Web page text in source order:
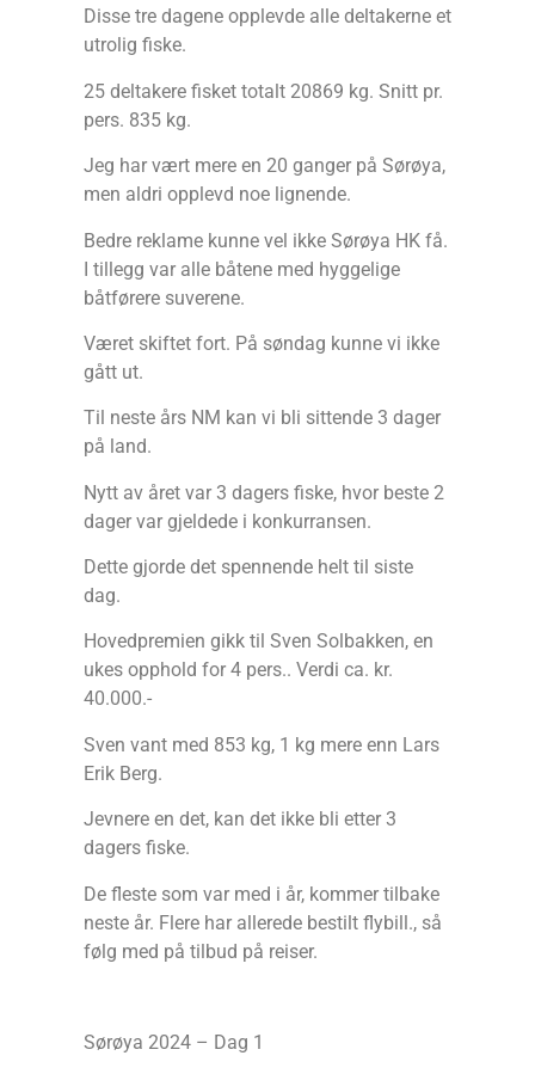
Disse tre dagene opplevde alle deltakerne et
utrolig fiske.
25 deltakere fisket totalt 20869 kg. Snitt pr.
pers. 835 kg.
Jeg har vært mere en 20 ganger på Sørøya,
men aldri opplevd noe lignende.
Bedre reklame kunne vel ikke Sørøya HK få.
I tillegg var alle båtene med hyggelige
båtførere suverene.
Været skiftet fort. På søndag kunne vi ikke
gått ut.
Til neste års NM kan vi bli sittende 3 dager
på land.
Nytt av året var 3 dagers fiske, hvor beste 2
dager var gjeldede i konkurransen.
Dette gjorde det spennende helt til siste
dag.
Hovedpremien gikk til Sven Solbakken, en
ukes opphold for 4 pers.. Verdi ca. kr.
40.000.-
Sven vant med 853 kg, 1 kg mere enn Lars
Erik Berg.
Jevnere en det, kan det ikke bli etter 3
dagers fiske.
De fleste som var med i år, kommer tilbake
neste år. Flere har allerede bestilt flybill., så
følg med på tilbud på reiser.
Sørøya 2024 – Dag 1